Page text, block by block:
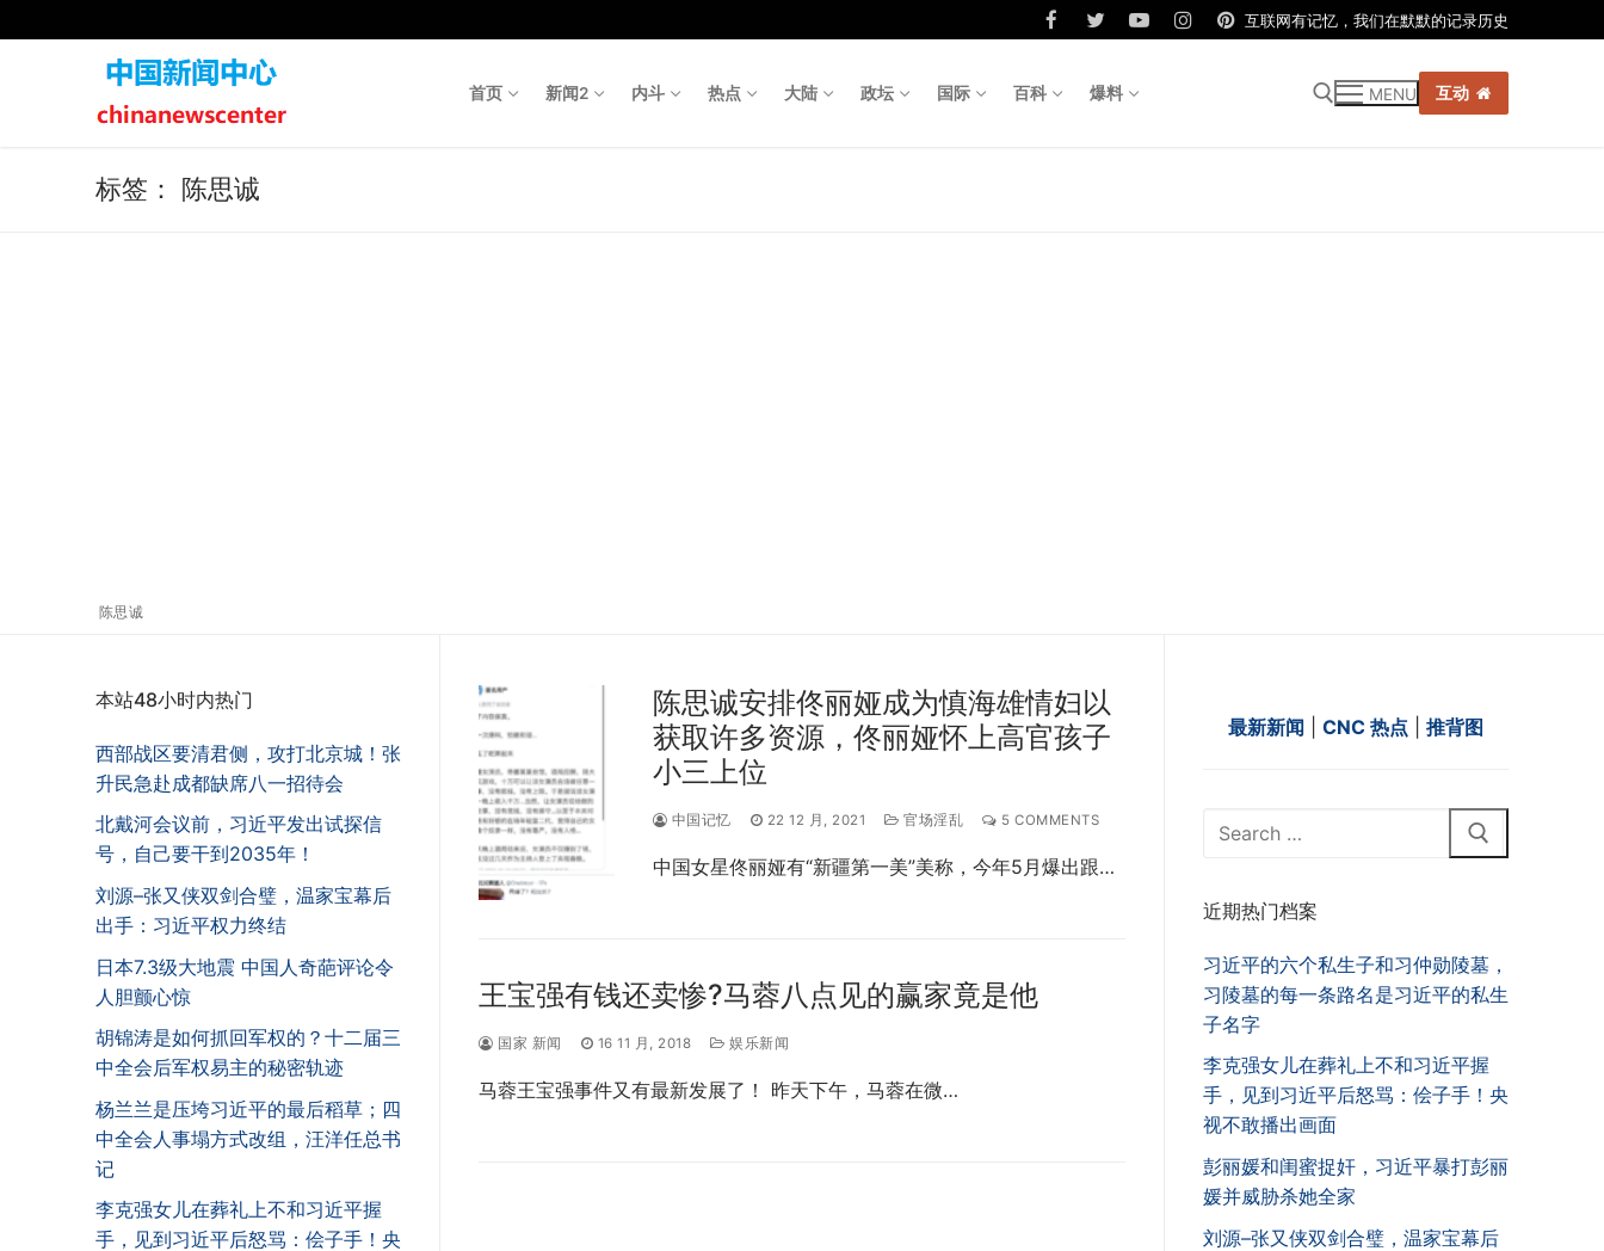
to
互联网有记忆，我们在默默的记录历史
首页 新闻2 内斗 热点 大陆 政坛 国际 百科 爆料 MENU 互动
标签： 陈思诚
陈思诚
陈思诚安排佟丽娅成为慎海雄情妇以
获取许多资源，佟丽娅怀上高官孩子
小三上位
中国记忆 22 12 月, 2021 官场淫乱 5 COMMENTS
中国女星佟丽娅有“新疆第一美”美称，今年5月爆出跟…
王宝强有钱还卖惨?马蓉八点见的赢家竟是他
国家 新闻 16 11 月, 2018 娱乐新闻
马蓉王宝强事件又有最新发展了！ 昨天下午，马蓉在微…
最新新闻 CNC 热点 推背图
Search
近期热门档案
习近平的六个私生子和习仲勋陵墓，
习陵墓的每一条路名是习近平的私生
子名字
李克强女儿在葬礼上不和习近平握
手，见到习近平后怒骂：侩子手！央
视不敢播出画面
彭丽媛和闺蜜捉奸，习近平暴打彭丽
媛并威胁杀她全家
刘源–张又侠双剑合璧，温家宝幕后
本站48小时内热门
西部战区要清君侧，攻打北京城！张
升民急赴成都缺席八一招待会
北戴河会议前，习近平发出试探信
号，自己要干到2035年！
刘源–张又侠双剑合璧，温家宝幕后
出手：习近平权力终结
日本7.3级大地震 中国人奇葩评论令
人胆颤心惊
胡锦涛是如何抓回军权的？十二届三
中全会后军权易主的秘密轨迹
杨兰兰是压垮习近平的最后稻草；四
中全会人事塌方式改组，汪洋任总书
记
李克强女儿在葬礼上不和习近平握
手，见到习近平后怒骂：侩子手！央